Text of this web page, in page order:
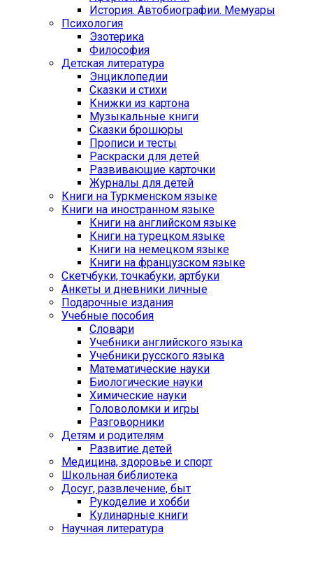
История. Автобиографии. Мемуары
Психология
Эзотерика
Философия
Детская литература
Энциклопедии
Сказки и стихи
Книжки из картона
Музыкальные книги
Сказки брошюры
Прописи и тесты
Раскраски для детей
Развивающие карточки
Журналы для детей
Книги на Туркменском языке
Книги на иностранном языке
Книги на английском языке
Книги на турецком языке
Книги на немецком языке
Книги на французском языке
Cкетчбуки, точкабуки, артбуки
Анкеты и дневники личные
Подарочные издания
Учебные пособия
Словари
Учебники английского языка
Учебники русского языка
Математические науки
Биологические науки
Химические науки
Головоломки и игры
Разговорники
Детям и родителям
Развитие детей
Медицина, здоровье и спорт
Школьная библиотека
Досуг, развлечение, быт
Рукоделие и хобби
Кулинарные книги
Научная литература